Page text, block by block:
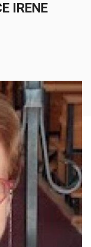
IRENE